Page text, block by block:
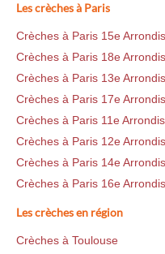
Les crèches à Paris
Crèches à Paris 15e
Crèches à Paris 18e
Crèches à Paris 13e
Crèches à Paris 17e
Crèches à Paris 11e
Crèches à Paris 12e
Crèches à Paris 14e
Crèches à Paris 16e
Les crèches en région
Crèches à Toulouse